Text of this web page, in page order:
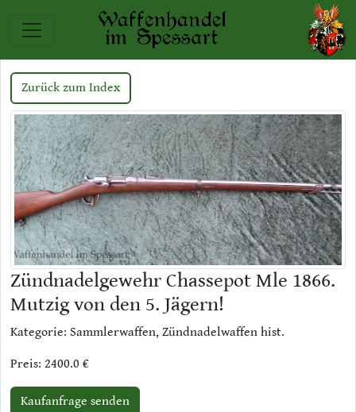
Zurück zum Index
Zündnadelgewehr Chassepot Mle 1866.
Mutzig von den 5. Jägern!
Kategorie: Sammlerwaffen, Zündnadelwaffen hist.
Preis: 2400.0 €
Kaufanfrage senden